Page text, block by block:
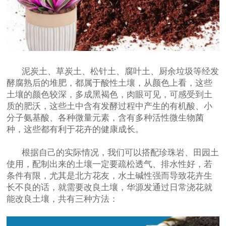
泥炭土、草炭土、松针土、腐叶土、厨余垃圾等经发
酵腐熟后的堆肥，都属于酸性土壤，从颜色上看，这些
土壤的颜色较深，多成黑褐色，肉眼可见，可感受到土
质的肥沃，这些土中含有发酵过程中产生的有机酸、小
分子氨基酸、各种微量元素，含有多种活性微生物菌
种，这些都有利于花卉的健康成长。
根据自己的实际情况，我们可以搭配珍珠岩、田园土
使用，配制出来的土壤一定要疏松透气、排水性好，若
条件有限，尤其是北方花友，水土碱性强而导致花卉生
长不良的话，就需要改良土壤，华源发通过日常浇花就
能改良土壤，共有三种方法：